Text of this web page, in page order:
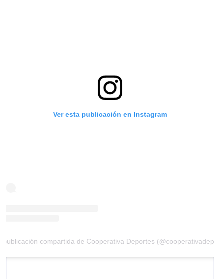
Ver esta publicación en Instagram
publicación compartida de Cooperativa Deportes